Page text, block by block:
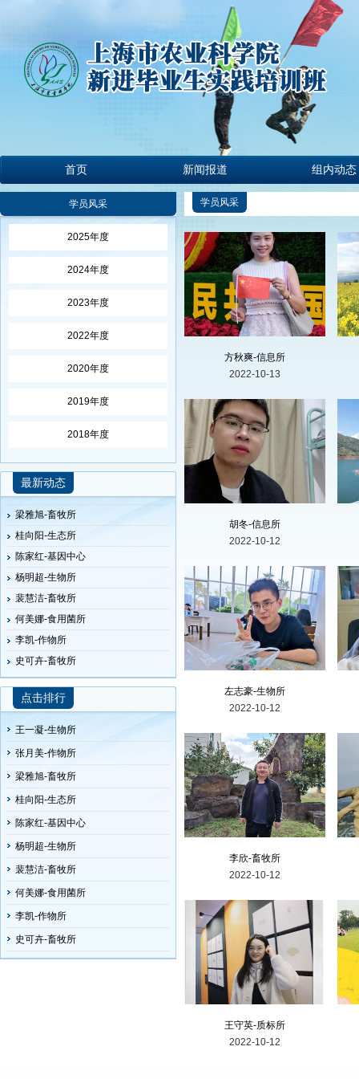
首页 新闻报道 组内动态
学员风采
2025年度
2024年度
2023年度
2022年度
2020年度
2019年度
2018年度
最新动态
李文云-食用菌所
张月美-作物所
梁雅旭-畜牧所
桂向阳-生态所
陈家红-基因中心
杨明超-生物所
裴慧洁-畜牧所
何美娜-食用菌所
李凯-作物所
史可卉-畜牧所
刘建国-基因中心
李冰-食用菌所
陈川-生物所
孙萌-财会中心
王冰倩-生态所
黄睿涵-质标所
赵志雄-作物所
张云超-基因中心
王敬涵-质标所
唐承翰-庄行综合试验站
李庭婉-生物所
蒋小峰-生态所
余莉-财会中心
点击排行
王一凝-生物所
张月美-作物所
梁雅旭-畜牧所
桂向阳-生态所
陈家红-基因中心
杨明超-生物所
裴慧洁-畜牧所
何美娜-食用菌所
李凯-作物所
史可卉-畜牧所
学员风采
方秋爽-信息所
2022-10-13
胡冬-信息所
2022-10-12
左志豪-生物所
2022-10-12
李欣-畜牧所
2022-10-12
王守英-质标所
2022-10-12